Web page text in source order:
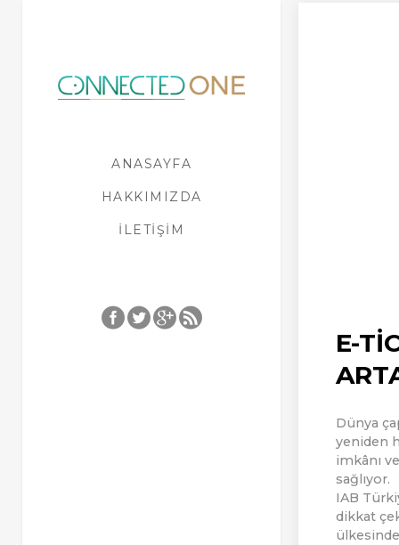
ANASAYFA
HAKKIMIZDA
İLETIŞIM
E-
Dünya
yeniden
imkânı
sağlıyor.
IAB
dikkat